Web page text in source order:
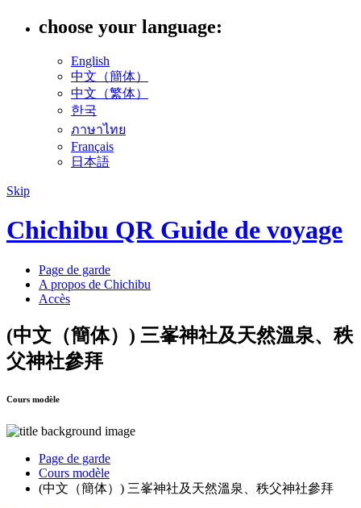
choose your language:
English
中文（簡体）
中文（繁体）
한국
ภาษาไทย
Français
日本語
Skip
Chichibu QR Guide de voyage
Page de garde
A propos de Chichibu
Accès
(中文（簡体）) 三峯神社及天然溫泉、秩
父神社參拜
Cours modèle
Page de garde
Cours modèle
(中文（簡体）) 三峯神社及天然溫泉、秩父神社參拜